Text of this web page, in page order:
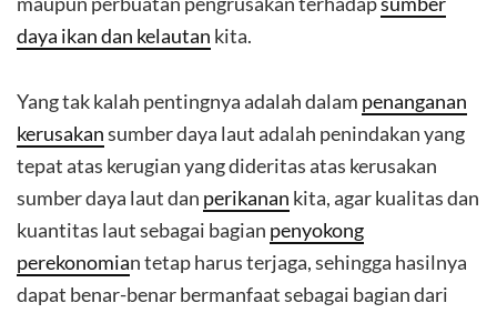
daya ikan dan kelautan kita.
Yang tak kalah pentingnya adalah dalam penanganan
kerusakansumber daya laut adalah penindakan yang
tepat atas kerugian yang dideritas atas kerusakan
sumber daya laut dan perikanan kita, agar kualitas dan
kuantitas laut sebagai bagian penyokong
perekonomian tetap harus terjaga, sehingga hasilnya
dapat benar-benar bermanfaat sebagai bagian dari